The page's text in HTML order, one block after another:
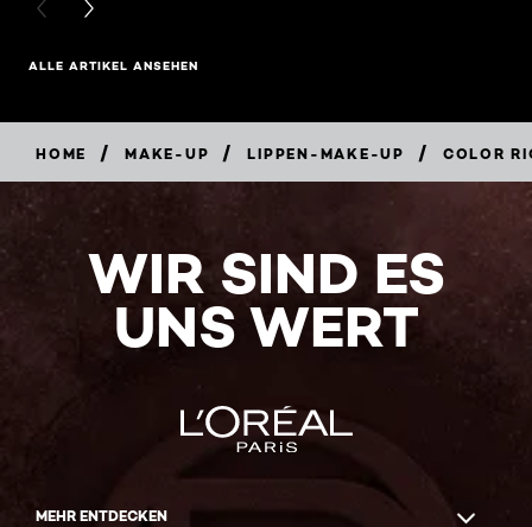
PREVIOUS CARD
NEXT CARD
ALLE ARTIKEL ANSEHEN
HOME / MAKE-UP / LIPPEN-MAKE-UP / COLOR
WIR SIND ES
UNS WERT
MEHR ENTDECKEN